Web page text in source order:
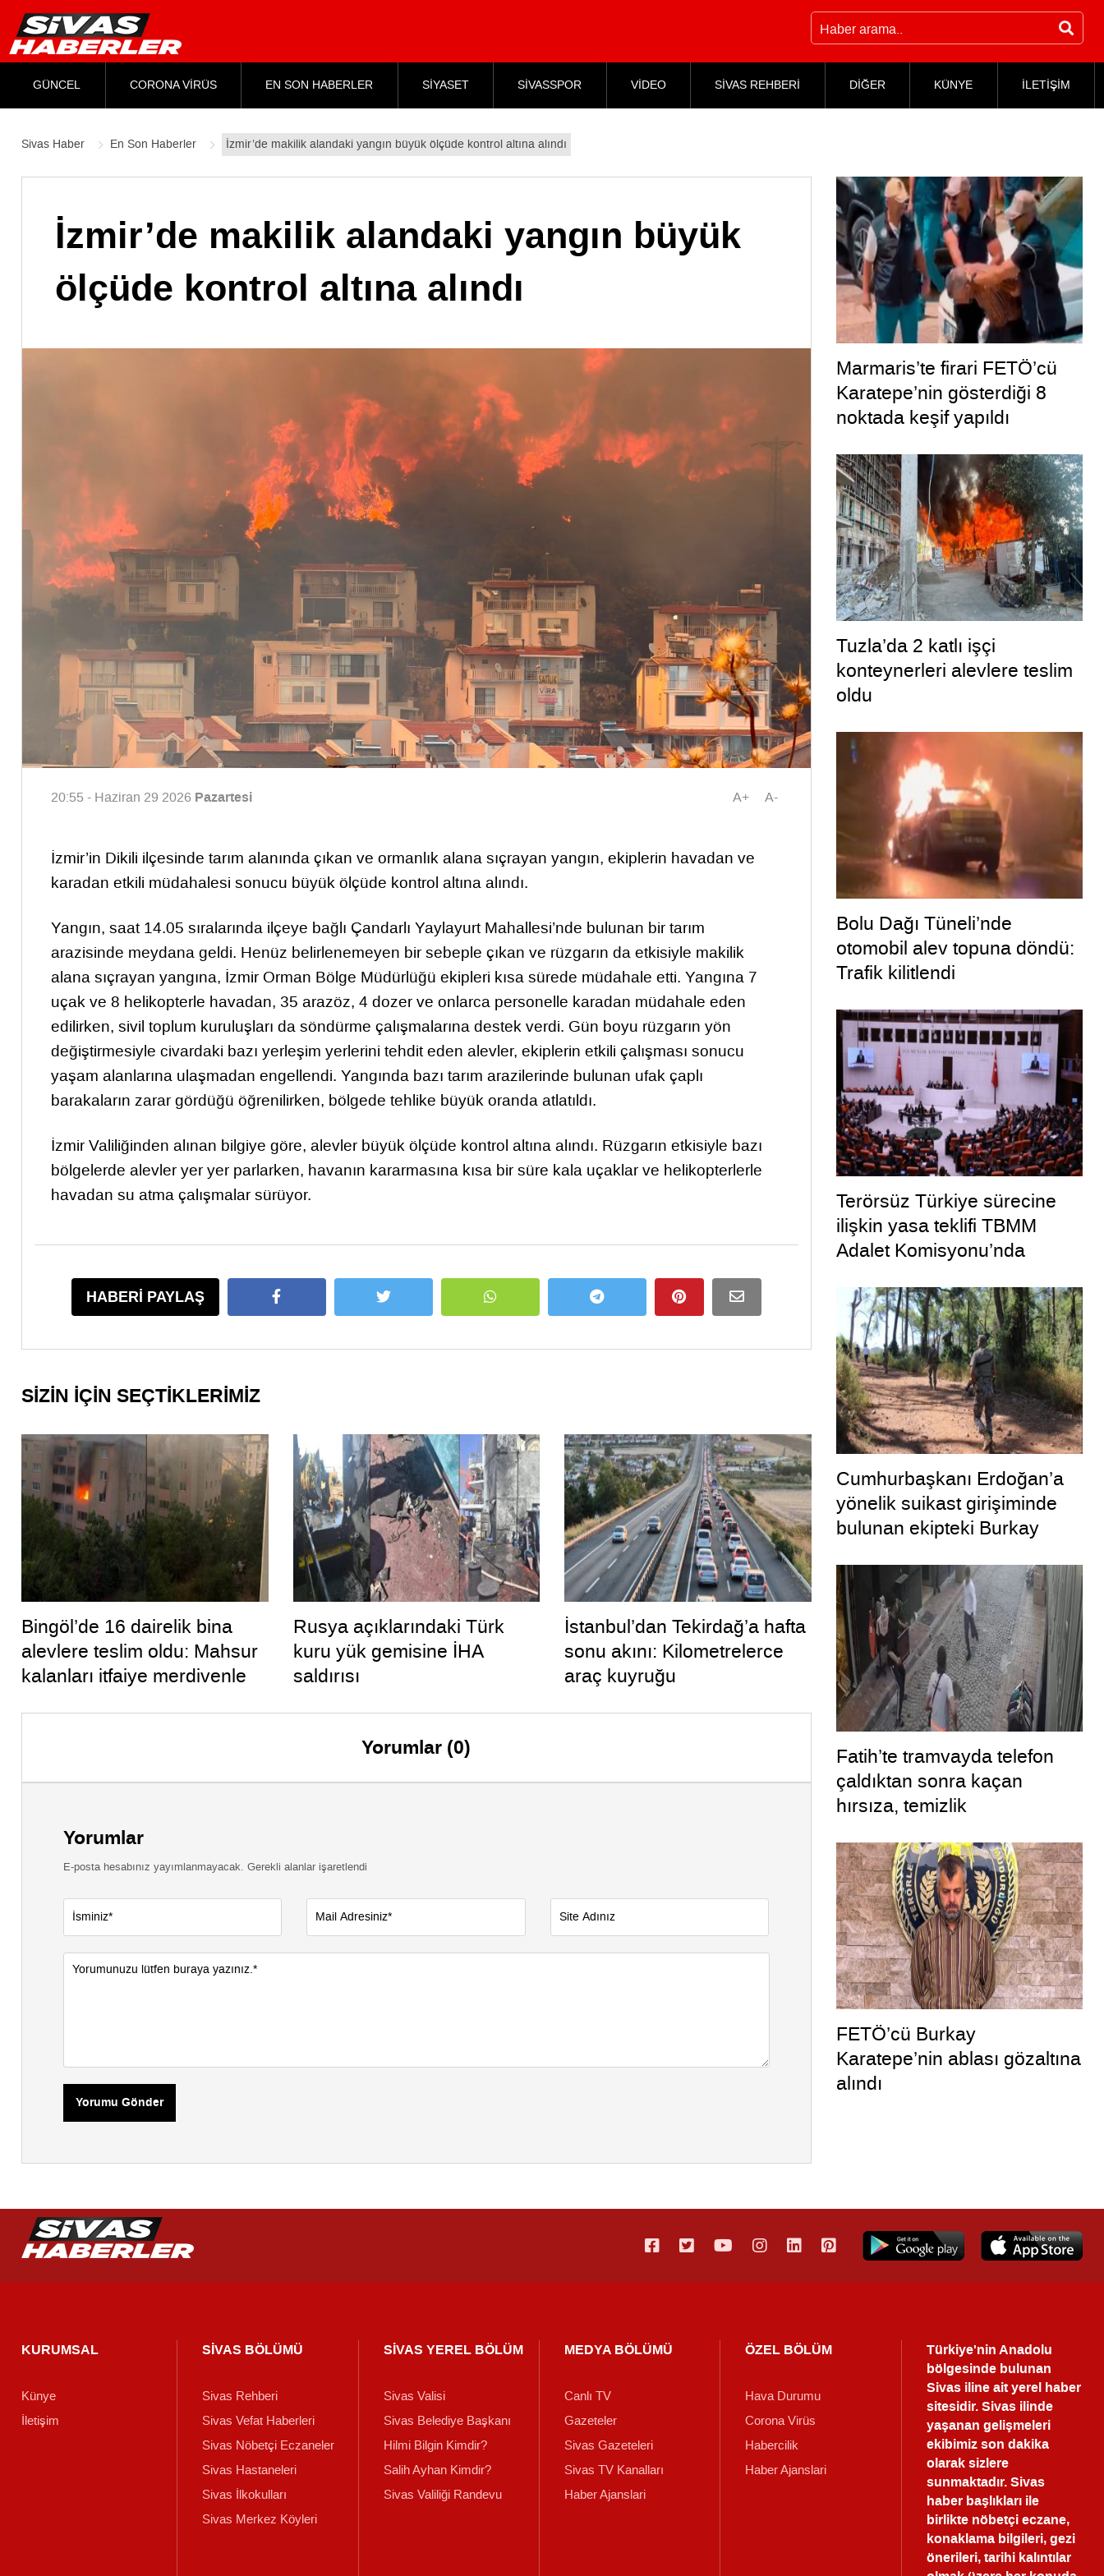
GÜNCEL CORONA VİRÜS EN SON HABERLER SİYASET SİVASSPOR VİDEO SİVAS REHBERİ DİĞER KÜNYE İLETİŞİM
Sivas Haber En Son Haberler İzmir’de makilik alandaki yangın büyük ölçüde kontrol altına alındı
İzmir’de makilik alandaki yangın büyük
ölçüde kontrol altına alındı
20:55 - Haziran 29 2026 Pazartesi A+ A-
İzmir’in Dikili ilçesinde tarım alanında çıkan ve ormanlık alana sıçrayan yangın, ekiplerin havadan ve
karadan etkili müdahalesi sonucu büyük ölçüde kontrol altına alındı.
Yangın, saat 14.05 sıralarında ilçeye bağlı Çandarlı Yaylayurt Mahallesi’nde bulunan bir tarım
arazisinde meydana geldi. Henüz belirlenemeyen bir sebeple çıkan ve rüzgarın da etkisiyle makilik
alana sıçrayan yangına, İzmir Orman Bölge Müdürlüğü ekipleri kısa sürede müdahale etti. Yangına 7
uçak ve 8 helikopterle havadan, 35 arazöz, 4 dozer ve onlarca personelle karadan müdahale eden
edilirken, sivil toplum kuruluşları da söndürme çalışmalarına destek verdi. Gün boyu rüzgarın yön
değiştirmesiyle civardaki bazı yerleşim yerlerini tehdit eden alevler, ekiplerin etkili çalışması sonucu
yaşam alanlarına ulaşmadan engellendi. Yangında bazı tarım arazilerinde bulunan ufak çaplı
barakaların zarar gördüğü öğrenilirken, bölgede tehlike büyük oranda atlatıldı.
İzmir Valiliğinden alınan bilgiye göre, alevler büyük ölçüde kontrol altına alındı. Rüzgarın etkisiyle bazı
bölgelerde alevler yer yer parlarken, havanın kararmasına kısa bir süre kala uçaklar ve helikopterlerle
havadan su atma çalışmalar sürüyor.
HABERİ PAYLAŞ
SİZİN İÇİN SEÇTİKLERİMİZ
Bingöl’de 16 dairelik bina
alevlere teslim oldu: Mahsur
kalanları itfaiye merdivenle
Rusya açıklarındaki Türk
kuru yük gemisine İHA
saldırısı
İstanbul’dan Tekirdağ’a hafta
sonu akını: Kilometrelerce
araç kuyruğu
Yorumlar (0)
Yorumlar
E-posta hesabınız yayımlanmayacak. Gerekli alanlar işaretlendi
Yorumu Gönder
Marmaris’te firari FETÖ’cü
Karatepe’nin gösterdiği 8
noktada keşif yapıldı
Tuzla’da 2 katlı işçi
konteynerleri alevlere teslim
oldu
Bolu Dağı Tüneli’nde
otomobil alev topuna döndü:
Trafik kilitlendi
Terörsüz Türkiye sürecine
ilişkin yasa teklifi TBMM
Adalet Komisyonu’nda
Cumhurbaşkanı Erdoğan’a
yönelik suikast girişiminde
bulunan ekipteki Burkay
Fatih’te tramvayda telefon
çaldıktan sonra kaçan
hırsıza, temizlik
müdahale kamerada
FETÖ’cü Burkay
Karatepe’nin ablası gözaltına
alındı
KURUMSAL
Künye
İletişim
SİVAS BÖLÜMÜ
Sivas Rehberi
Sivas Vefat Haberleri
Sivas Nöbetçi Eczaneler
Sivas Hastaneleri
Sivas İlkokulları
Sivas Merkez Köyleri
SİVAS YEREL BÖLÜM
Sivas Valisi
Sivas Belediye Başkanı
Hilmi Bilgin Kimdir?
Salih Ayhan Kimdir?
Sivas Valiliği Randevu
MEDYA BÖLÜMÜ
Canlı TV
Gazeteler
Sivas Gazeteleri
Sivas TV Kanalları
Haber Ajanslari
ÖZEL BÖLÜM
Hava Durumu
Corona Virüs
Habercilik
Haber Ajanslari
Türkiye'nin Anadolu
bölgesinde bulunan
Sivas iline ait yerel haber
sitesidir. Sivas ilinde
yaşanan gelişmeleri
ekibimiz son dakika
olarak sizlere
sunmaktadır.Sivas
haberbaşlıkları ile
birlikte nöbetçi eczane,
konaklama bilgileri, gezi
önerileri, tarihi kalıntılar